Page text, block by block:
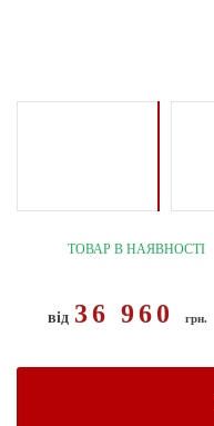
ТОВАР В НАЯВНОСТІ
від 36 960грн.